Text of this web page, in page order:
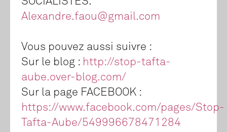
Alexandre.faou@gmail.com
Vous pouvez aussi suivre :
Sur le blog : http://stop-tafta-
aube.over-blog.com/
Sur la page FACEBOOK :
https://www.facebook.com/pages/Stop-
Tafta-Aube/549996678471284